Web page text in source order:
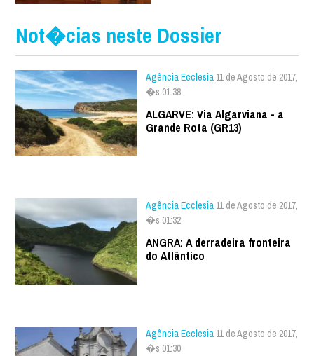
Not�cias neste Dossier
Agência Ecclesia 11 de Agosto de 2017,
�s 01:38
ALGARVE: Via Algarviana - a
Grande Rota (GR13)
Agência Ecclesia 11 de Agosto de 2017,
�s 01:32
ANGRA: A derradeira fronteira
do Atlântico
Agência Ecclesia 11 de Agosto de 2017,
�s 01:30